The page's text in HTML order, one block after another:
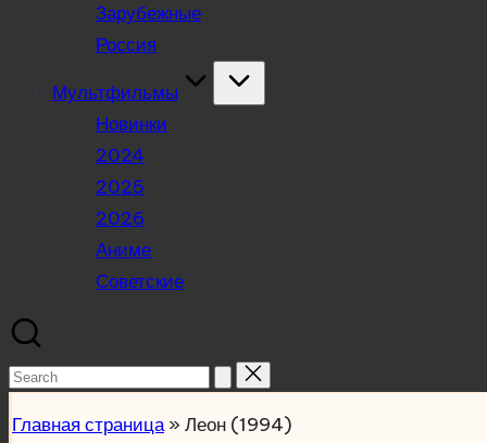
Зарубежные
Россия
Мультфильмы
Новинки
2024
2025
2026
Аниме
Советские
Search
Главная страница» Леон (1994)